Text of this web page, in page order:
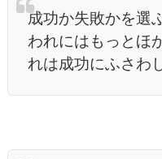
成功か失敗かを選
われにはもっとほ
れは成功にふさわ